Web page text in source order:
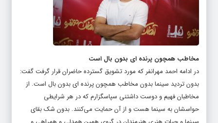
مخاطب همچون پرنده ای بدون بال است
در ادامه احمد مهرانفر که مورد تشویق گسترده حاضران قرار گرفت گفت:
بدون تردید سینما بدون مخاطب همچون پرنده ای بدون بال است. از
مخاطبان فهیم و دوست داشتنی سپاسگزارم که در هر شرایطی
حواسشان به سینما هست و از آن حمایت می‌کنند. بدون شک بقای